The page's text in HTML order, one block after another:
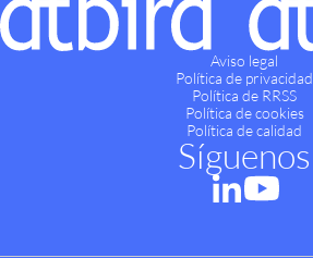
Aviso legal
Política de privacidad
Política de RRSS
Política de cookies
Política de calidad
Síguenos